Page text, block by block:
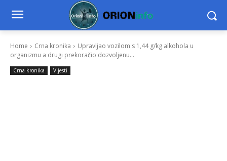
Home Crna kronika
Upravljao vozilom s 1,44 g/kg alkohola u
organizmu a drugi prekoračio dozvoljenu...
Crna kronika Vijesti